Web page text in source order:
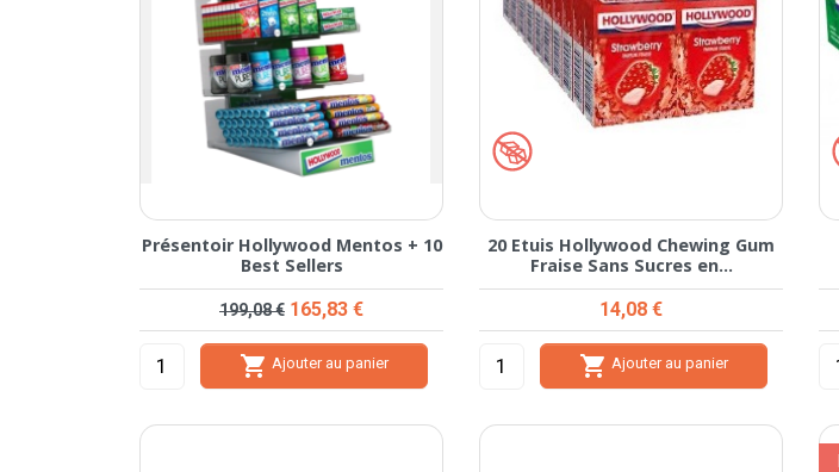
Présentoir Hollywood Mentos + 10
Best Sellers
Prix de base
199,08 € Prix
165,83 €
 Ajouter au panier
20 Etuis Hollywood Chewing Gum
Fraise Sans Sucres en...
Prix
14,08 €
 Ajouter au panier